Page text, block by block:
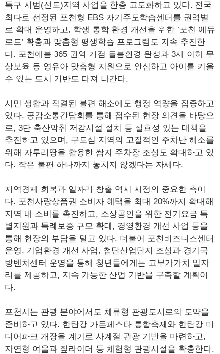
특구 시범(선도)지역 사업을 한층 고도화하고 있다. 전국
최다로 선정된 포천형 EBS 자기주도학습센터를 권역별
로 확대 운영하고, 학생 통학 환경 개선을 위한 ‘포천 에듀
로드’ 확충과 맞춤형 평생학습 프로그램도 지속 추진한
다. 포천애봄 365 권역 거점 돌봄환경 완성과 3세 이하 무
상보육 등 영유아 맞춤형 지원으로 안심하고 아이를 키울
수 있는 도시 기반도 다져 나간다.
시민 생활과 직결된 불편 해소에도 행정 역량을 집중하고
있다. 공감소통간담회를 통해 접수된 현장 의견을 바탕으
로, 3단 축산악취 저감시설 설치 등 실효성 있는 대책을
추진하고 있으며, 구도심 지역의 고질적인 주차난 해소를
위해 자투리땅을 활용한 쌈지 주차장 조성도 확대하고 있
다. 작은 불편 하나까지 놓치지 않겠다는 자세다.
지역경제 회복과 일자리 창출 역시 시정의 중요한 축이
다. 포천사랑상품권 소비자 혜택을 최대 20%까지 확대해
지역 내 소비를 촉진하고, 소상공인을 위한 전기요금 특
별지원과 특례보증 규모 확대, 경영환경 개선 사업 등을
통해 현장의 부담을 덜고 있다. 더불어 포천비즈니스센터
운영, 기업환경 개선 사업, 첨단산업단지 조성과 경기국
방벤처센터 운영을 통해 청년들에게는 고부가가치 일자
리를 제공하고, 지속 가능한 산업 기반을 구축할 계획이
다.
포천시는 관광 분야에서도 체류형 관광도시로의 도약을
준비하고 있다. 한탄강 가든페스타 통합축제와 한탄강 미
디어파크 개장을 계기로 사계절 관광 기반을 마련하고,
자연형 여울과 짚라이더 등 체험형 관광시설을 확충한다.